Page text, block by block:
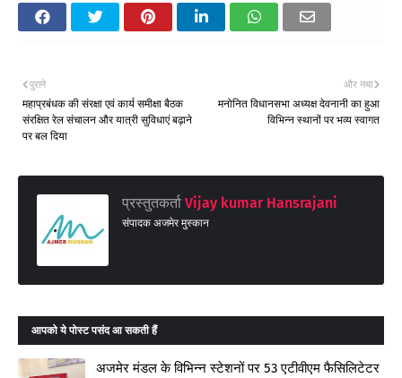
और नया
मनोनित विधानसभा अध्यक्ष देवनानी का हुआ
विभिन्न स्थानों पर भव्य स्वागत
पुराने
महाप्रबंधक की संरक्षा एवं कार्य समीक्षा बैठक
संरक्षित रेल संचालन और यात्री सुविधाएं बढ़ाने
पर बल दिया
प्रस्तुतकर्ता Vijay kumar Hansrajani
संपादक अजमेर मुस्कान
आपको ये पोस्ट पसंद आ सकती हैं
अजमेर मंडल के विभिन्न स्टेशनों पर 53 एटीवीएम फैसिलिटेटर